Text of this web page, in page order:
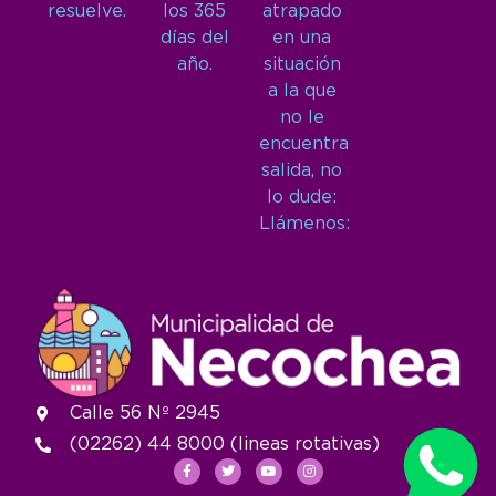
resuelve.
los 365
días del
año.
atrapado
en una
situación
a la que
no le
encuentra
salida, no
lo dude:
Llámenos:
Calle 56 Nº 2945
(02262) 44 8000 (lineas rotativas)